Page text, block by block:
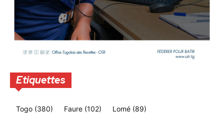
Etiquettes
Togo (380) Faure (102) Lomé (89)